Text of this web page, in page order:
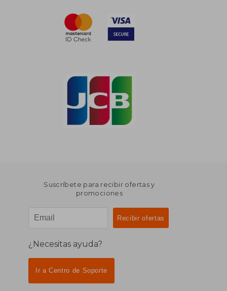
Suscríbete para recibir ofertas y
promociones
¿Necesitas ayuda?
Ir a Centro de Soporte